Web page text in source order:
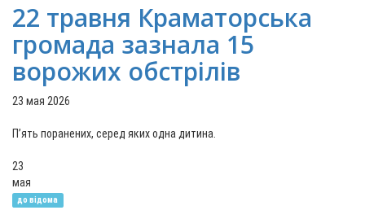
22 травня Краматорська
громада зазнала 15
ворожих обстрілів
23 мая 2026
Пʼять поранених, серед яких одна дитина.
23
мая
до відома